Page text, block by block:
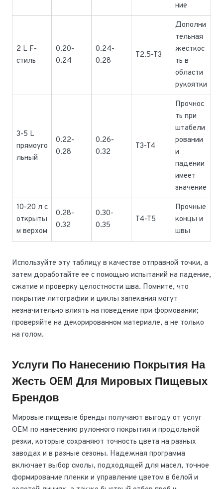
ние
2 L F-
стиль
0.20-
0.24
0.24-
0.28
T2.5-T3
Дополни
тельная
жесткос
ть в
области
рукоятки
3-5 L
прямоуго
льный
0.22-
0.28
0.26-
0.32
T3-T4
Прочнос
ть при
штабели
ровании
и
падении
имеет
значение
10-20 л с
открыты
м верхом
0.28-
0.32
0.30-
0.35
T4-T5
Прочные
концы и
швы
Используйте эту таблицу в качестве отправной точки, а
затем доработайте ее с помощью испытаний на падение,
сжатие и проверку целостности шва. Помните, что
покрытие литографии и циклы запекания могут
незначительно влиять на поведение при формовании;
проверяйте на декорированном материале, а не только
на голом.
Услуги По Нанесению Покрытия На
Жесть OEM Для Мировых Пищевых
Брендов
Мировые пищевые бренды получают выгоду от услуг
OEM по нанесению рулонного покрытия и продольной
резки, которые сохраняют точность цвета на разных
заводах и в разные сезоны. Надежная программа
включает выбор смолы, подходящей для масел, точное
формирование пленки и управление цветом в белой и